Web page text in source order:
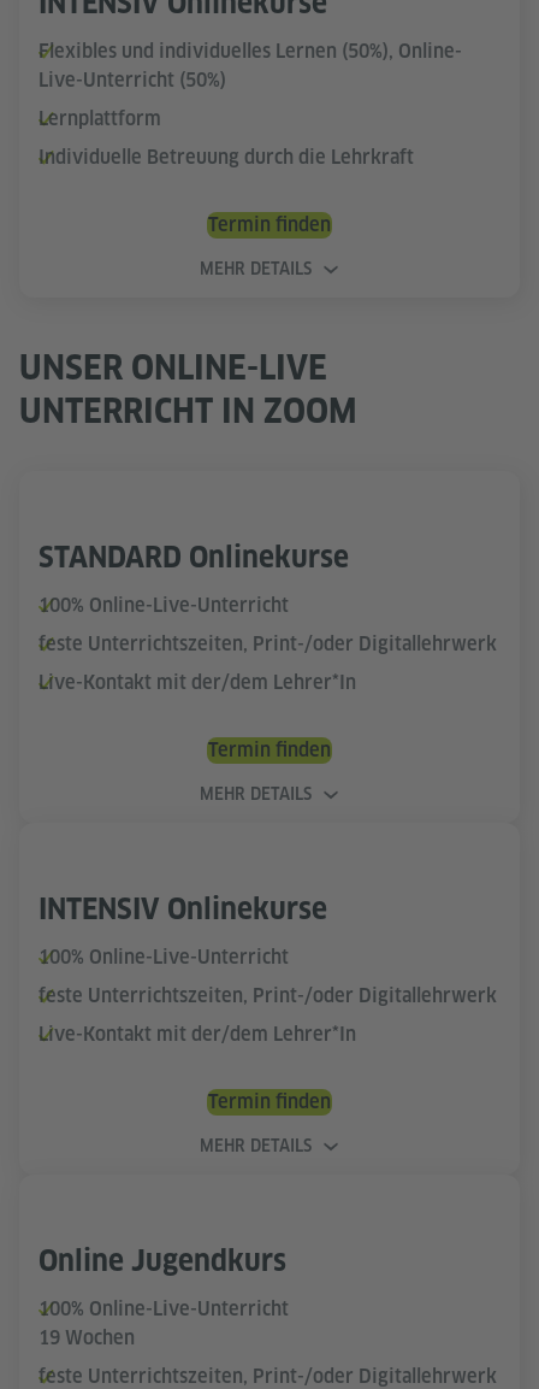
Flexibles und individuelles Lernen (50%), Online-
Live-Unterricht (50%)
Lernplattform
Individuelle Betreuung durch die Lehrkraft
Termin finden
MEHR DETAILS
UNSER ONLINE-LIVE
UNTERRICHT IN ZOOM
STANDARD Onlinekurse
100% Online-Live-Unterricht
feste Unterrichtszeiten, Print-/oder Digitallehrwerk
Live-Kontakt mit der/dem Lehrer*In
Termin finden
MEHR DETAILS
INTENSIV Onlinekurse
100% Online-Live-Unterricht
feste Unterrichtszeiten, Print-/oder Digitallehrwerk
Live-Kontakt mit der/dem Lehrer*In
Termin finden
MEHR DETAILS
Online Jugendkurs
100% Online-Live-Unterricht
19 Wochen
feste Unterrichtszeiten, Print-/oder Digitallehrwerk